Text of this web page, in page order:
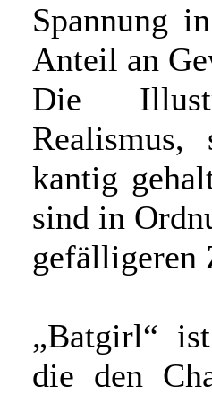
Spannung
Anteil an
Die
kantig
sind in
gefälligeren
„Batgirl“
die den